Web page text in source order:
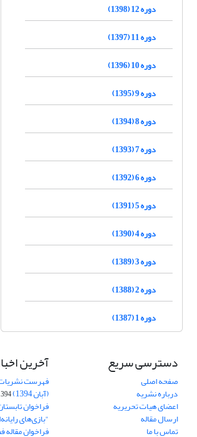
دوره 12 (1398)
دوره 11 (1397)
دوره 10 (1396)
دوره 9 (1395)
دوره 8 (1394)
دوره 7 (1393)
دوره 6 (1392)
دوره 5 (1391)
دوره 4 (1390)
دوره 3 (1389)
دوره 2 (1388)
دوره 1 (1387)
دسترسی سریع
صفحه اصلی
درباره نشریه
اعضای هیات تحریریه
ارسال مقاله
تماس با ما
آخرین
فهرست نشریات
(آبان 1394) 10-27
"بازی‌های